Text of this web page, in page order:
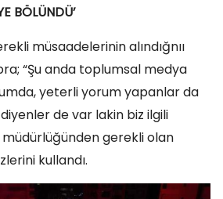
BÖLÜNDÜ’
müsaadelerinin alındığnıı
“Şu anda toplumsal medya
yeterli yorum yapanlar da
de var lakin biz ilgili
gerekli olan
kullandı.